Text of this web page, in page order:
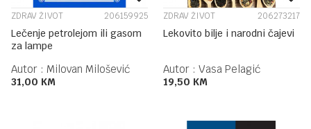
ZDRAV ŽIVOT 206159925
Lečenje petrolejom ili gasom
za lampe
Autor : Milovan Milošević
31,00 KM
ZDRAV ŽIVOT 206273217
Lekovito bilje i narodni čajevi
Autor : Vasa Pelagić
19,50 KM